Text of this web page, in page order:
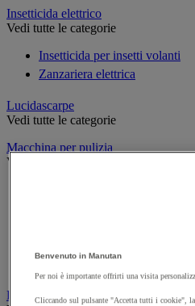
Insetticida elettrico
Vedi tutte le categorie
Insetticida per insetti volanti
Zanzariera elettrica
Lucidascarpe
Vedi tutte le categorie
Macchina per pulizia
Vedi tutte le categorie
Spazzatrice
Prodotti per la pulizia
Benvenuto in Manutan
Per noi è importante offrirti una visita
Cliccando sul pulsante "Accetta tutti i cookie",